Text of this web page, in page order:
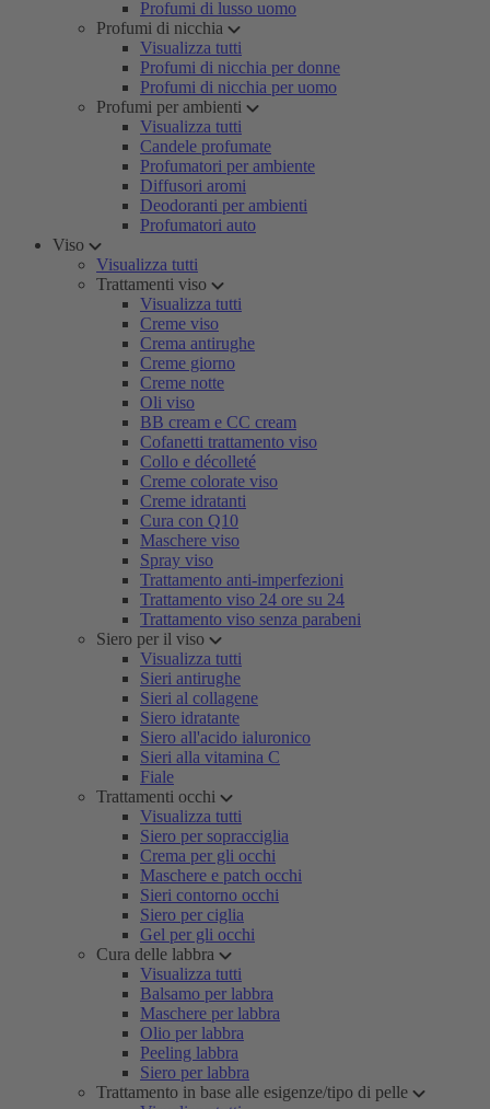
Profumi di lusso uomo
Profumi di nicchia
Visualizza tutti
Profumi di nicchia per donne
Profumi di nicchia per uomo
Profumi per ambienti
Visualizza tutti
Candele profumate
Profumatori per ambiente
Diffusori aromi
Deodoranti per ambienti
Profumatori auto
Viso
Visualizza tutti
Trattamenti viso
Visualizza tutti
Creme viso
Crema antirughe
Creme giorno
Creme notte
Oli viso
BB cream e CC cream
Cofanetti trattamento viso
Collo e décolleté
Creme colorate viso
Creme idratanti
Cura con Q10
Maschere viso
Spray viso
Trattamento anti-imperfezioni
Trattamento viso 24 ore su 24
Trattamento viso senza parabeni
Siero per il viso
Visualizza tutti
Sieri antirughe
Sieri al collagene
Siero idratante
Siero all'acido ialuronico
Sieri alla vitamina C
Fiale
Trattamenti occhi
Visualizza tutti
Siero per sopracciglia
Crema per gli occhi
Maschere e patch occhi
Sieri contorno occhi
Siero per ciglia
Gel per gli occhi
Cura delle labbra
Visualizza tutti
Balsamo per labbra
Maschere per labbra
Olio per labbra
Peeling labbra
Siero per labbra
Trattamento in base alle esigenze/tipo di pelle